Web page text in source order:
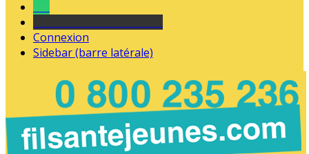
Connexion
Sidebar (barre latérale)